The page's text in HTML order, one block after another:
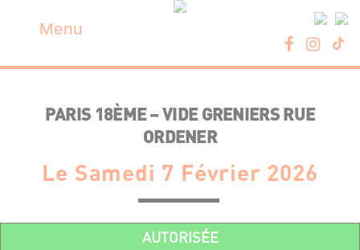
content
Menu
PARIS 18ÈME – VIDE GRENIERS RUE
ORDENER
Le Samedi 7 Février 2026
AUTORISÉE
Panneau de gestion des cookies